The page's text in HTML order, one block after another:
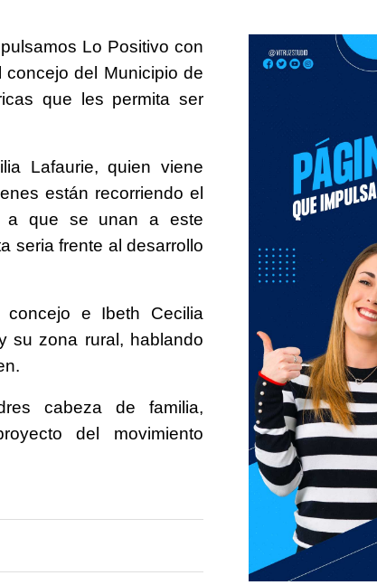
Lo Positivo con
del Municipio de
que les permita ser
Lafaurie, quien viene
están recorriendo el
a que se unan a este
seria frente al desarrollo
e Ibeth Cecilia
su zona rural, hablando
cabeza de familia,
del movimiento